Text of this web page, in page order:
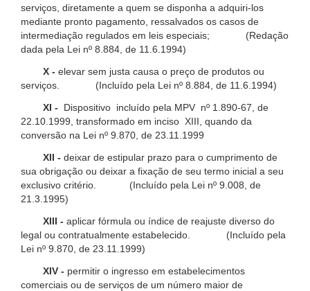
serviços, diretamente a quem se disponha a adquiri-los
mediante pronto pagamento, ressalvados os casos de
intermediação regulados em leis especiais; (Redação
dada pela Lei nº 8.884, de 11.6.1994)
X - elevar sem justa causa o preço de produtos ou
serviços. (Incluído pela Lei nº 8.884, de 11.6.1994)
XI -
Dispositivo incluído pela MPV nº 1.890-67, de
22.10.1999, transformado em inciso XIII, quando da
conversão na Lei nº 9.870, de 23.11.1999
XII - deixar de estipular prazo para o cumprimento de
sua obrigação ou deixar a fixação de seu termo inicial a seu
exclusivo critério. (Incluído pela Lei nº 9.008, de
21.3.1995)
XIII - aplicar fórmula ou índice de reajuste diverso do
legal ou contratualmente estabelecido. (Incluído pela
Lei nº 9.870, de 23.11.1999)
XIV - permitir o ingresso em estabelecimentos
comerciais ou de serviços de um número maior de